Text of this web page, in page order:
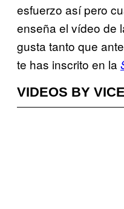
esfuerzo así pero
enseña el vídeo de
gusta tanto que
te has inscrito en la
VIDEOS BY VICE